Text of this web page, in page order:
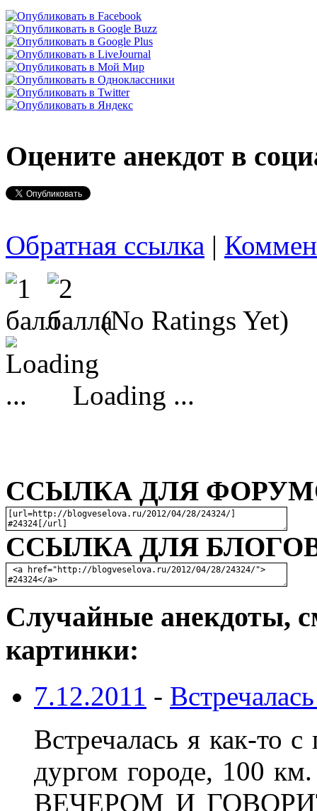
Оцените анекдот в
Обратная ссылка |
(No Ratings Yet)
Loading ...
ССЫЛКА ДЛЯ
ССЫЛКА ДЛЯ БЛОГОВ
Случайные анекдоты,
картинки:
7.12.2011 -
Встречалась я как-то
дургом городе, 100
ВЕЧЕРОМ И ГОВОРИТ,